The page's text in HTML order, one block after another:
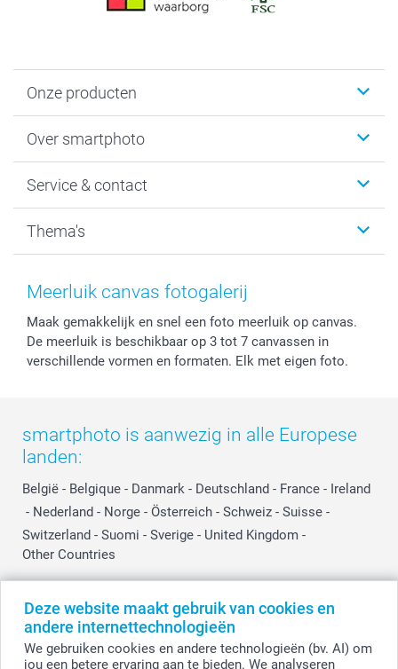
Deze website maakt gebruik van cookies en
andere internettechnologieën
We gebruiken cookies en andere technologieën (bv. AI) om
jou een betere ervaring aan te bieden. We analyseren
Onze producten
Fotoboeken
Fotocadeaus
Kaarten
Over smartphoto
Vacatures
Bestelproces
Herroepingsrecht
Cookiebeleid
Reviews
Service & contact
Tevredenheidsgarantie
Mijn orderstatus
smartfriends
service@smartphoto.nl
Thema's
Baby
Vaderdag
Huwelijk
Meerluik canvas fotogalerij
Maak gemakkelijk en snel een foto meerluik op canvas.
De meerluik is beschikbaar op 3 tot 7 canvassen in
verschillende vormen en formaten. Elk met eigen foto.
smartphoto is aanwezig in alle Europese
landen:
België - Belgique - Danmark - Deutschland - France - Ireland
- Nederland - Norge - Österreich - Schweiz - Suisse -
Switzerland - Suomi - Sverige - United Kingdom -
Other Countries
Alle prijzen zijn in EURO (€) inclusief BTW en exclusief verzendkosten.